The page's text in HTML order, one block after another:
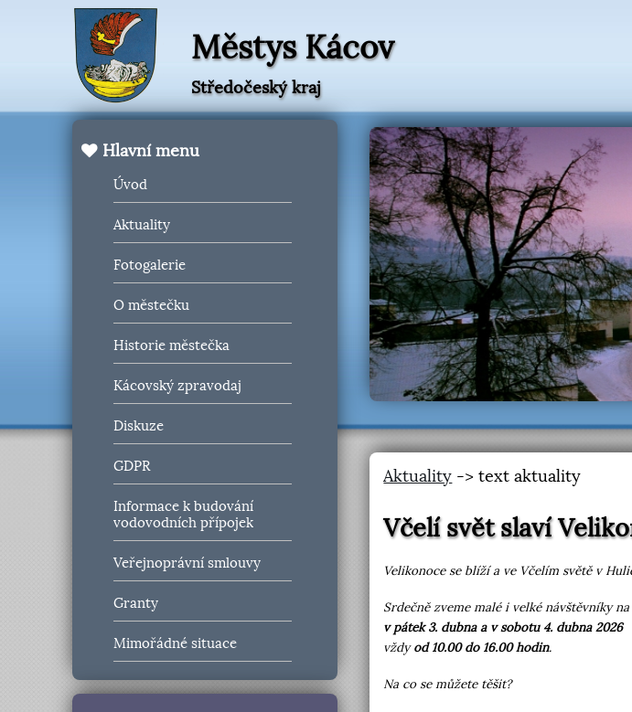
Městys Kácov
Středočeský kraj
Hlavní menu
Úvod
Aktuality
Fotogalerie
O městečku
Historie městečka
Kácovský zpravodaj
Diskuze
GDPR
Informace k budování
vodovodních přípojek
Veřejnoprávní smlouvy
Granty
Mimořádné situace
Aktuality -> text aktuality
Včelí svět slaví
Velikonoce se blíží a ve Včelím světě v
Srdečně zveme malé i velké návštěvníky
v pátek 3. dubna a v sobotu 4. dubna 2026
vždyod 10.00 do 16.00 hodin.
Na co se můžete těšit?